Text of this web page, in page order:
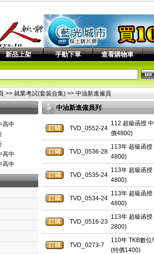
新品上架 手動下單 查看購物車
>> 就業考試(套裝合集) >> 中油新進僱員
高中
高中
高中
中油新進僱員列
TVD_0552-24
112 超級函授
價4800)
TVD_0536-28
113年 超級函
4800)
TVD_0535-24
113年 超級函
4800)
TVD_0534-24
113年 超級函
4800)
TVD_0516-23
113年 超級函
2800)
TVD_0273-7
110年 TKB數
(特價1400)